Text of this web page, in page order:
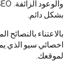
بشكل دائم.
بالاعتناء
اخصائي سيو الذي
لموقعك.